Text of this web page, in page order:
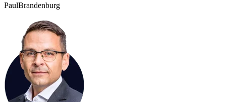
PaulBrandenburg